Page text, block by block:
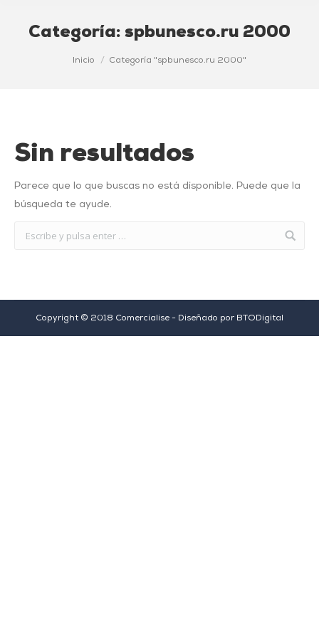
Categoría: spbunesco.ru 2000
Inicio Categoría "spbunesco.ru 2000"
Sin resultados
Parece que lo que buscas no está disponible. Puede que la
búsqueda te ayude.
Copyright © 2018 Comercialise - Diseñado por BTODigital